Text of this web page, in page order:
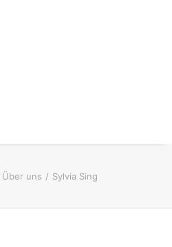
Über uns Sylvia Sing